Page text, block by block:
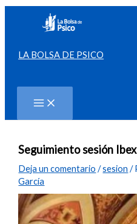
contenido
LA BOLSA DE PSICO
Seguimiento sesión
Deja un comentario /sesion /
García